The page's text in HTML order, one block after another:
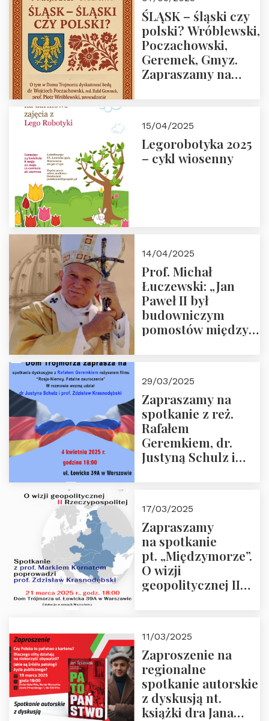
ŚLĄSK – śląski czy
polski? Wróblewski,
Poczachowski,
Geremek, Gmyz.
Zapraszamy na
Trójmorza.
15/04/2025
Legorobotyka 2025
– cykl wiosenny
14/04/2025
Prof. Michał
Łuczewski: „Jan
Paweł II był
budowniczym
pomostów między
29/03/2025
Zapraszamy na
spotkanie z reż.
Rafałem
Geremkiem, dr.
Justyną Schulz i
“Rosja-Niemcy…”
17/03/2025
Zapraszamy
na spotkanie
pt. „Międzymorze”.
O wizji
geopolitycznej II
i prof.
Krasnodębski
11/03/2025
Zaproszenie na
regionalne
spotkanie autorskie
z dyskusją nt.
książki dra Jana